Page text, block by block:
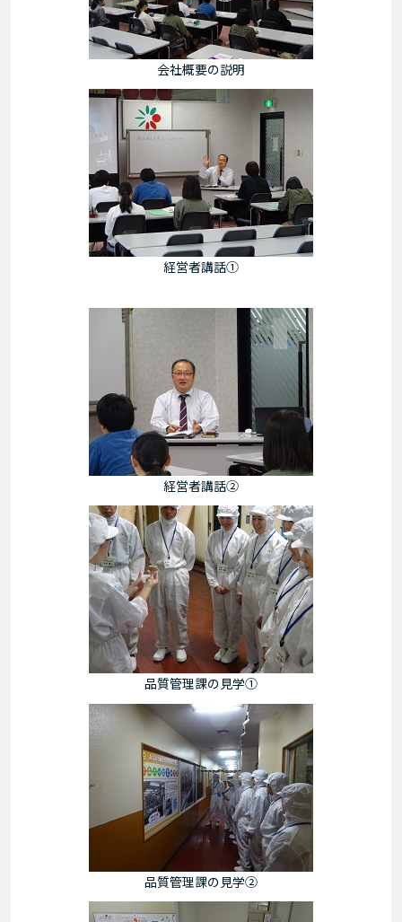
会社概要の説明
経営者講話①
経営者講話②
品質管理課の見学①
品質管理課の見学②